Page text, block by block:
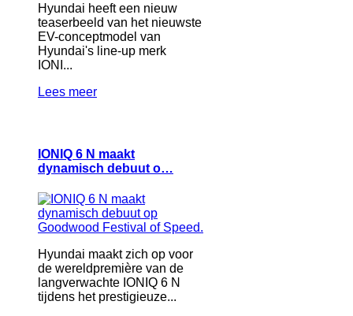
Hyundai heeft een nieuw
teaserbeeld van het nieuwste
EV-conceptmodel van
Hyundai's line-up merk
IONI...
Lees meer
IONIQ 6 N maakt
dynamisch debuut o…
Hyundai maakt zich op voor
de wereldpremière van de
langverwachte IONIQ 6 N
tijdens het prestigieuze...